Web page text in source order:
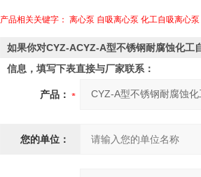
产品相关关键字： 离心泵 自吸离心泵 化工自吸离心泵
如果你对CYZ-ACYZ-A型不锈钢耐腐蚀化工
信息，填写下表直接与厂家联系：
产品：
您的单位：